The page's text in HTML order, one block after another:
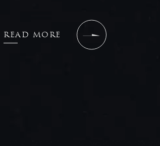
READ MORE